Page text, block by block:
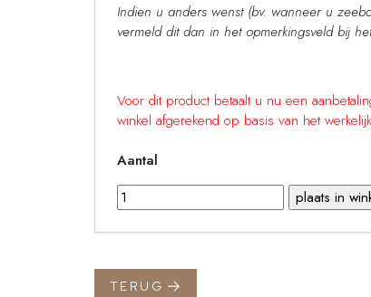
Indien u anders wenst (bv. wanneer u
vermeld dit dan in het opmerkingsveld bij
Voor dit product betaalt u nu een
winkel afgerekend op basis van het
Aantal
TERUG